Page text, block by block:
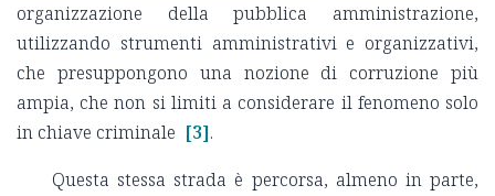
organizzazione della pubblica amministrazione,
utilizzando strumenti amministrativi e organizzativi,
che presuppongono una nozione di corruzione più
ampia, che non si limiti a considerare il fenomeno solo
in chiave criminale [3].
Questa stessa strada è percorsa, almeno in parte,